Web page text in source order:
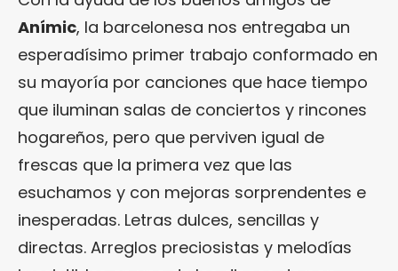
Anímic, la barcelonesa nos entregaba un
esperadísimo primer trabajo conformado en
su mayoría por canciones que hace tiempo
que iluminan salas de conciertos y rincones
hogareños, pero que perviven igual de
frescas que la primera vez que las
esuchamos y con mejoras sorprendentes e
inesperadas. Letras dulces, sencillas y
directas. Arreglos preciosistas y melodías